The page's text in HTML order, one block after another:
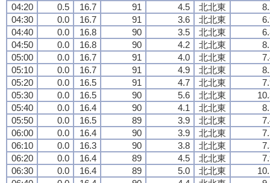
04:20
0.5 16.7 91 4.5 北北東
04:30
0.0 16.7 91 3.6 北北東
04:40
0.0 16.8 90 3.5 北北東
04:50
0.0 16.8 90 4.2 北北東
05:00
0.0 16.7 91 4.0 北北東
05:10
0.0 16.7 91 4.9 北北東
05:20
0.0 16.5 91 4.7 北北東
05:30
0.0 16.5 90 5.6 北北東
05:40
0.0 16.4 90 4.1 北北東
05:50
0.0 16.5 89 3.9 北北東
06:00
0.0 16.4 90 3.9 北北東
06:10
0.0 16.3 90 3.8 北北東
06:20
0.0 16.4 89 4.5 北北東
06:30
0.0 16.4 89 5.0 北北東